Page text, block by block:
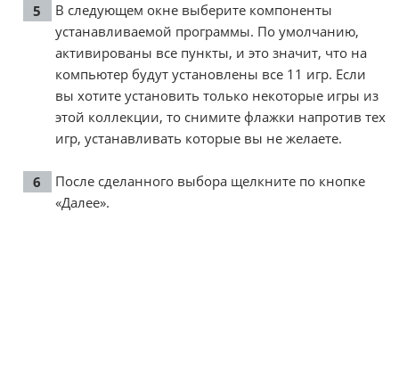
В следующем окне выберите компоненты
устанавливаемой программы. По умолчанию,
активированы все пункты, и это значит, что на
компьютер будут установлены все 11 игр. Если
вы хотите установить только некоторые игры из
этой коллекции, то снимите флажки напротив тех
игр, устанавливать которые вы не желаете.
После сделанного выбора щелкните по кнопке
«Далее».